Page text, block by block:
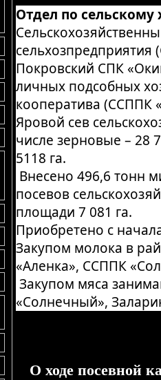
Отдел по
сельхозпредприятия
Покровский СПК
личных подсобных
кооператива (ССППК
Яровой сев
числе зерновые – 28
5118 га.
Внесено 496,6 тонн
посевов
площади 7 081 га.
Приобретено с
Закупом молока в
«Аленка», ССППК
Закупом мяса
«Солнечный»,
О ходе посевной